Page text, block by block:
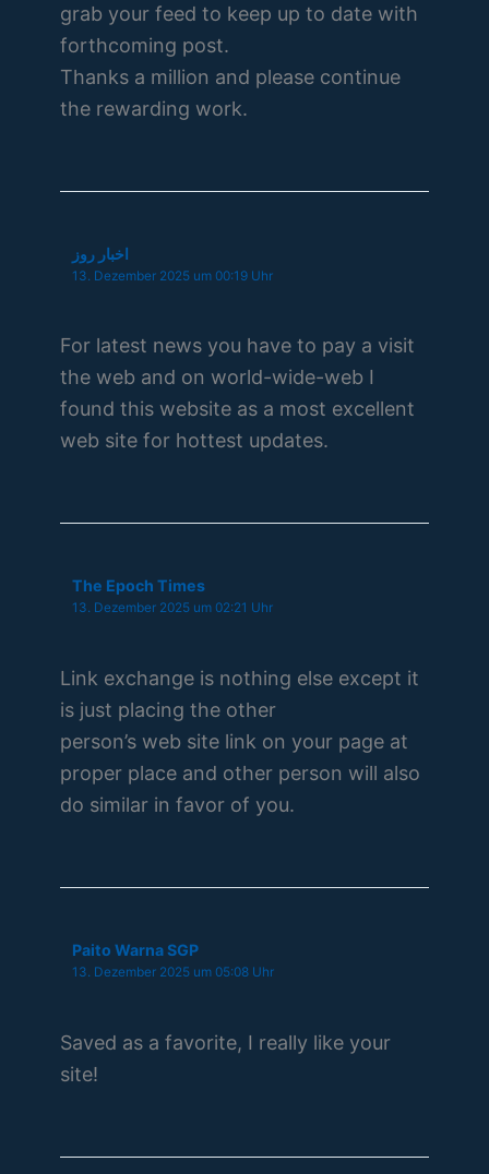
grab your feed to keep up to date with
forthcoming post.
Thanks a million and please continue
the rewarding work.
اخبار روز
13. Dezember 2025 um 00:19 Uhr
For latest news you have to pay a visit
the web and on world-wide-web I
found this website as a most excellent
web site for hottest updates.
The Epoch Times
13. Dezember 2025 um 02:21 Uhr
Link exchange is nothing else except it
is just placing the other
person’s web site link on your page at
proper place and other person will also
do similar in favor of you.
Paito Warna SGP
13. Dezember 2025 um 05:08 Uhr
Saved as a favorite, I really like your
site!